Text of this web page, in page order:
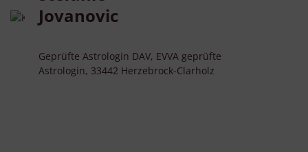
Jovanovic
Geprüfte Astrologin DAV, EVVA geprüfte
Astrologin, 33442 Herzebrock-Clarholz